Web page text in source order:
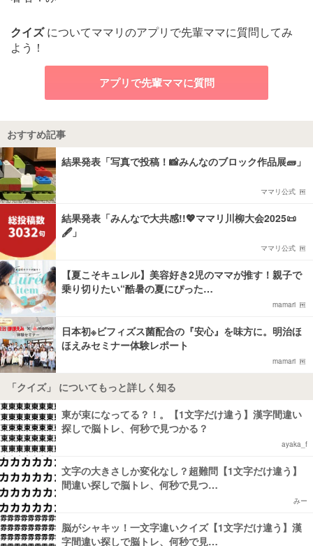
クイズについてママリのアプリで先輩ママに質問してみ
よう！
アプリで先輩ママに質問
おすすめ記事
結果発表「写真で投稿！📸みんなのブロック作品展🧱」
ママリ公式
結果発表「みんなで大共感!!💖ママリ川柳大会2025📜
🖋️」
ママリ公式
【夏こそキュレル】美容好き2児のママが推す！親子で
乗り切りたい“酷暑の夏にぴった…
mamari
日本初※ビフィズス菌配合の『安心』を味方に。明治ほ
ほえみセミナー体験レポート
mamari
「クイズ」 についてもっと詳しく知る
東が束になってる？！。【1文字だけ違う】漢字間違い
探しで脳トレ、何秒で見つかる？
ayaka_f
文字の大きさしか変化なし？超難問【1文字だけ違う】
間違い探しで脳トレ、何秒で見つ…
みー
脳がシャキッ！一文字違いクイズ【1文字だけ違う】漢
字間違い探しで脳トレ、何秒で見…